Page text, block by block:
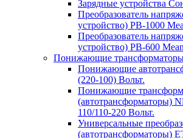
Зарядные устройства
Преобразователь
устройство) PB-1000
Преобразователь
устройство) PB-600
Понижающие
Понижающие
(220-100) Вольт.
Понижающие
(автотрансформаторы)
110/110-220 Вольт.
Универсальные
(автотрансформаторы)